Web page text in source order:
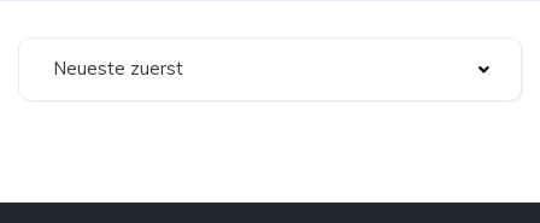
Neueste zuerst